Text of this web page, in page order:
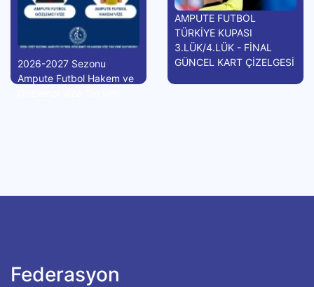
2026-2027 Sezonu
Ampute Futbol Hakem ve
AMPUTE FUTBOL
TÜRKİYE KUPASI
3.LÜK/4.LÜK - FİNAL
GÜNCEL KART ÇİZELGESİ
Federasyon